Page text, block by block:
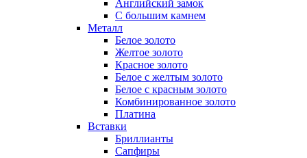
Английский замок
С большим камнем
Металл
Белое золото
Желтое золото
Красное золото
Белое с желтым золото
Белое с красным золото
Комбинированное золото
Платина
Вставки
Бриллианты
Сапфиры